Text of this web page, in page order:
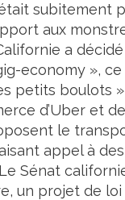
subitement
aux
a
economy »,
petits boulots
d’Uber et
le
appel à
Sénat
un projet de loi